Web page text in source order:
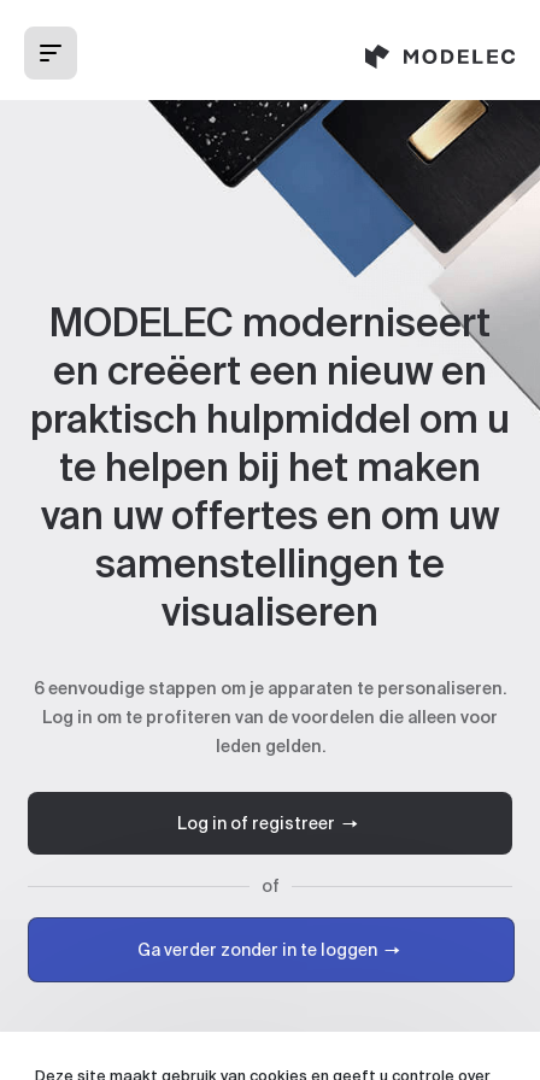
MODELEC moderniseert
en creëert een nieuw en
praktisch hulpmiddel om u
te helpen bij het maken
van uw offertes en om uw
samenstellingen te
visualiseren
6 eenvoudige stappen om je apparaten te personaliseren.
Log in om te profiteren van de voordelen die alleen voor
leden gelden.
Log in of registreer
of
Ga verder zonder in te loggen
Deze site maakt gebruik van cookies en geeft u controle over